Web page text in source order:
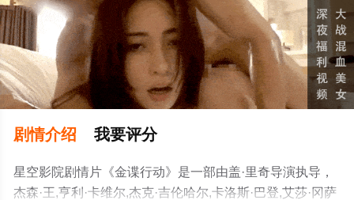
剧情介绍 我要评分
星空影院剧情片《金谍行动》是一部由盖·里奇导演执导，
杰森·王,亨利·卡维尔,杰克·吉伦哈尔,卡洛斯·巴登,艾莎·冈萨